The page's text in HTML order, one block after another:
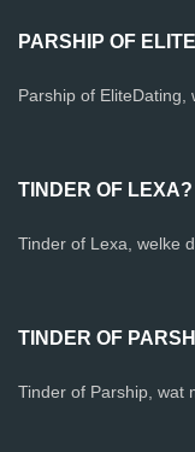
PARSHIP OF
Parship of EliteDating,
TINDER OF LEXA?
Tinder of Lexa, welke
TINDER OF
Tinder of Parship, wat